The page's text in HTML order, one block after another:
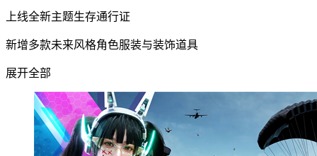
上线全新主题生存通行证
新增多款未来风格角色服装与装饰道具
展开全部